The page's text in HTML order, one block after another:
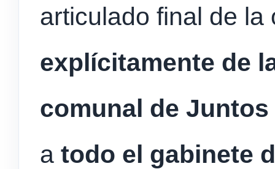
articulado final de
explícitamente de
comunal de
a todo el gabinete